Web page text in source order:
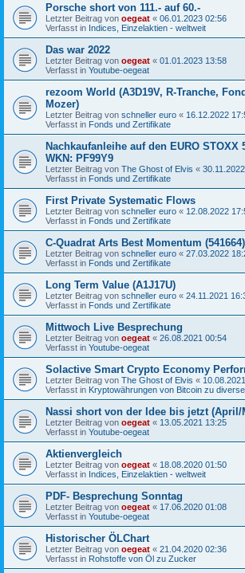
Porsche short von 111.- auf 60.-
Letzter Beitrag von oegeat « 06.01.2023 02:56
Verfasst in Indices, Einzelaktien - weltweit
Das war 2022
Letzter Beitrag von oegeat « 01.01.2023 13:58
Verfasst in Youtube-oegeat
rezoom World (A3D19V, R-Tranche,
Mozer)
Letzter Beitrag von schneller euro « 16.12.2022
Verfasst in Fonds und Zertifikate
Nachkaufanleihe auf den EURO STOXX
WKN: PF99Y9
Letzter Beitrag von The Ghost of Elvis «
Verfasst in Fonds und Zertifikate
First Private Systematic Flows
Letzter Beitrag von schneller euro « 12.08.2022
Verfasst in Fonds und Zertifikate
C-Quadrat Arts Best Momentum (541664)
Letzter Beitrag von schneller euro « 27.03.2022
Verfasst in Fonds und Zertifikate
Long Term Value (A1J17U)
Letzter Beitrag von schneller euro « 24.11.2021
Verfasst in Fonds und Zertifikate
Mittwoch Live Besprechung
Letzter Beitrag von oegeat « 26.08.2021 00:54
Verfasst in Youtube-oegeat
Solactive Smart Crypto Economy
Letzter Beitrag von The Ghost of Elvis «
Verfasst in Kryptowährungen von Bitcoin zu
Nassi short von der Idee bis jetzt (April/
Letzter Beitrag von oegeat « 13.05.2021 13:25
Verfasst in Youtube-oegeat
Aktienvergleich
Letzter Beitrag von oegeat « 18.08.2020 01:50
Verfasst in Indices, Einzelaktien - weltweit
PDF- Besprechung Sonntag
Letzter Beitrag von oegeat « 17.06.2020 01:08
Verfasst in Youtube-oegeat
Historischer ÖLChart
Letzter Beitrag von oegeat « 21.04.2020 02:36
Verfasst in Rohstoffe von Öl zu Zucker